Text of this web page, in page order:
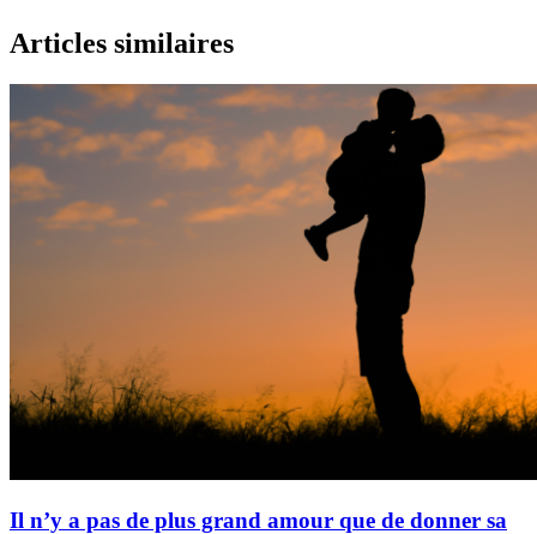
Articles similaires
Il n’y a pas de plus grand amour que de donner sa